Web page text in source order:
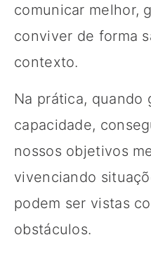
comunicar melhor,
conviver de forma
contexto.
Na prática, quando
capacidade,
nossos objetivos
vivenciando
podem ser vistas
obstáculos.